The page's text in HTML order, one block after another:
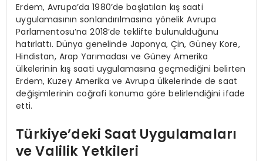
Erdem, Avrupa’da 1980’de başlatılan kış saati
uygulamasının sonlandırılmasına yönelik Avrupa
Parlamentosu’na 2018’de teklifte bulunulduğunu
hatırlattı. Dünya genelinde Japonya, Çin, Güney Kore,
Hindistan, Arap Yarımadası ve Güney Amerika
ülkelerinin kış saati uygulamasına geçmediğini belirten
Erdem, Kuzey Amerika ve Avrupa ülkelerinde de saat
değişimlerinin coğrafi konuma göre belirlendiğini ifade
etti.
Türkiye’deki Saat Uygulamaları
ve Valilik Yetkileri